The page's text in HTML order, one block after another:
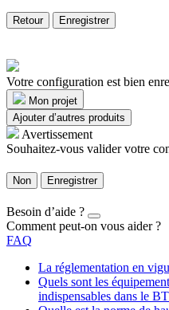
Retour Enregistrer
Votre configuration est bien
Mon projet
Ajouter d’autres produits
Avertissement
Souhaitez-vous valider votre
Non Enregistrer
Besoin d’aide ?
Comment peut-on vous aider ?
FAQ
La réglementation en
Quels sont les
indispensables dans le